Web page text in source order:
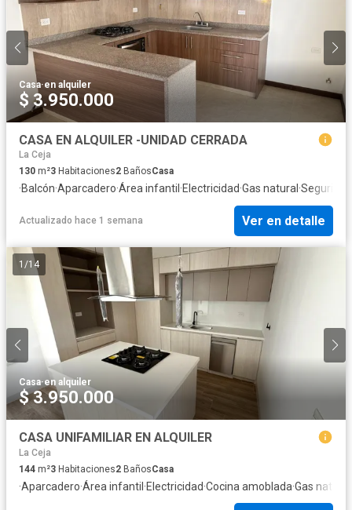
Casa·en alquiler
$ 3.950.000
CASA EN ALQUILER -UNIDAD CERRADA
La Ceja
130 m²3 Habitaciones2 BañosCasa
·Balcón·Aparcadero·Área infantil ·Electricidad·Gas natural ·
Actualizado hace 1 semana Ver en detalle
1 /14
Casa·en alquiler
$ 3.950.000
CASA UNIFAMILIAR EN ALQUILER
La Ceja
144 m²3 Habitaciones2 BañosCasa
·Aparcadero·Área infantil ·Electricidad·Cocina amoblada·Gas natural